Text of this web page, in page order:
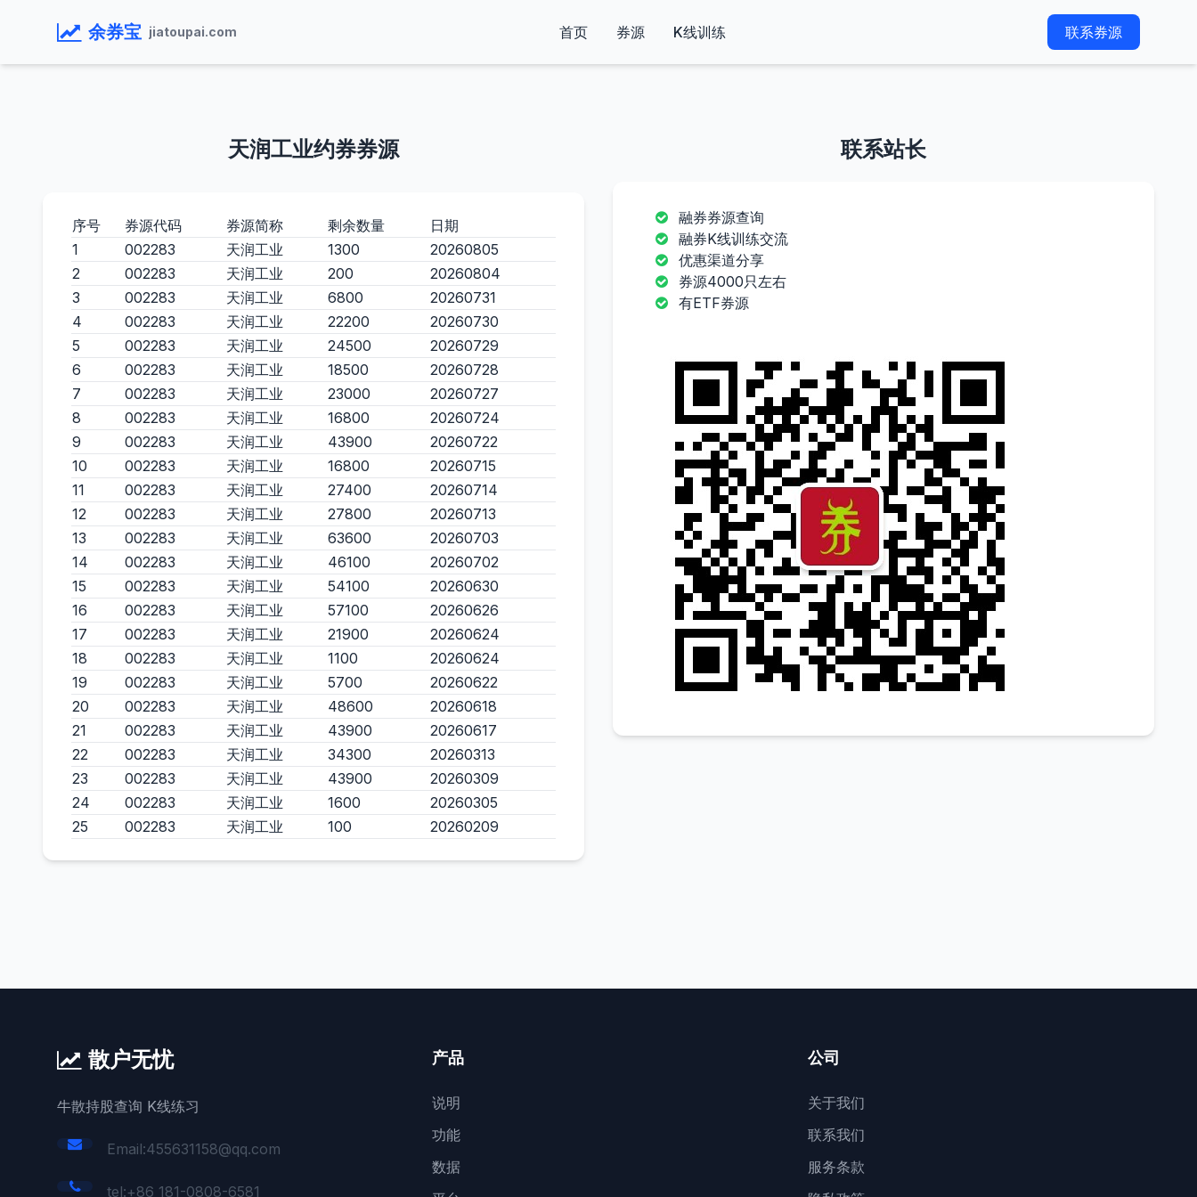
余券宝 jiatoupai.com 首页 券源 K线训练 联系券源
天润工业约券券源
序号 券源代码 券源简称 剩余数量
日期
1
002283 天润工业 1300
20260805
2
002283 天润工业 200
20260804
3
002283 天润工业 6800
20260731
4
002283 天润工业 22200
20260730
5
002283 天润工业 24500
20260729
6
002283 天润工业 18500
20260728
7
002283 天润工业 23000
20260727
8
002283 天润工业 16800
20260724
9
002283 天润工业 43900
20260722
10
002283 天润工业 16800
20260715
11
002283 天润工业 27400
20260714
12
002283 天润工业 27800
20260713
13
002283 天润工业 63600
20260703
14
002283 天润工业 46100
20260702
15
002283 天润工业 54100
20260630
16
002283 天润工业 57100
20260626
17
002283 天润工业 21900
20260624
18
002283 天润工业 1100
20260624
19
002283 天润工业 5700
20260622
20
002283 天润工业 48600
20260618
21
002283 天润工业 43900
20260617
22
002283 天润工业 34300
20260313
23
002283 天润工业 43900
20260309
24
002283 天润工业 1600
20260305
25
002283 天润工业 100 20260209
联系站长
融券券源查询
融券K线训练交流
优惠渠道分享
券源4000只左右
有ETF券源
散户无忧
牛散持股查询 K线练习
Email:455631158@qq.com
tel:+86 181-0808-6581
产品
说明
功能
数据
公司
关于我们
联系我们
服务条款